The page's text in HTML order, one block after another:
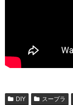
DIY スープラ